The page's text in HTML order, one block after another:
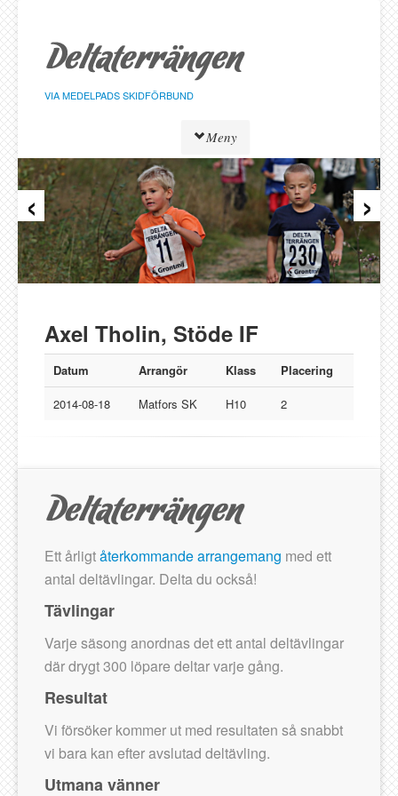
sidans
innehåll
VIA MEDELPADS SKIDFÖRBUND
Meny
Tävlingar
Resultat
Löpare
Klasser
Föreningar
Bergeforsen SK
IF Strategen
Lucksta IF
Sundsvalls OK
‹ ›
Axel Tholin, Stöde IF
Datum Arrangör Klass
Placering
2014-08-18
Matfors SK H10 2
Ett årligtåterkommande arrangemang med ett
antal deltävlingar. Delta du också!
Tävlingar
Varje säsong anordnas det ett antal deltävlingar
där drygt 300 löpare deltar varje gång.
Resultat
Vi försöker kommer ut med resultaten så snabbt
vi bara kan efter avslutad deltävling.
Utmana vänner